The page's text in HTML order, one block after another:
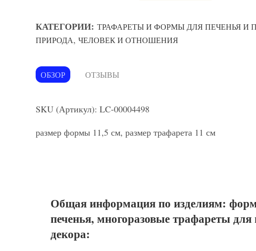
КАТЕГОРИИ: ТРАФАРЕТЫ И ФОРМЫ ДЛЯ ПЕЧЕНЬЯ И
ПРИРОДА, ЧЕЛОВЕК И ОТНОШЕНИЯ
ОБЗОР ОТЗЫВЫ
SKU (Артикул): LC-00004498
размер формы 11,5 см, размер трафарета 11 см
Общая информация по изделиям:
печенья, многоразовые трафареты
декора: